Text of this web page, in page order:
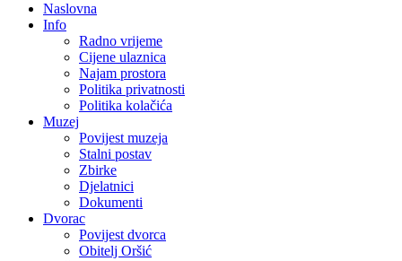
Naslovna
Info
Radno vrijeme
Cijene ulaznica
Najam prostora
Politika privatnosti
Politika kolačića
Muzej
Povijest muzeja
Stalni postav
Zbirke
Djelatnici
Dokumenti
Dvorac
Povijest dvorca
Obitelj Oršić